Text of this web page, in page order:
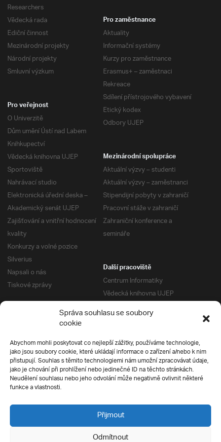
Správa souhlasu se soubory
cookie
Abychom mohli poskytovat co nejlepší zážitky, používáme technologie,
jako jsou soubory cookie, které ukládají informace o zařízení a/nebo k nim
přistupují. Souhlas s těmito technologiemi nám umožní zpracovávat údaje,
jako je chování při prohlížení nebo jedinečné ID na těchto stránkách.
Neudělení souhlasu nebo jeho odvolání může negativně ovlivnit některé
funkce a vlastnosti.
Přijmout
Odmítnout
Researchers
Vědecká rada
Ediční činnost
Mezinárodní projekty
Národní projekty
Smluvní výzkum
Pro zaměstnance
Aktuality
Informační systémy
Kurzy pro zaměstnance
Erasmus+ – zaměstnaci
Rekreace
Sdílení přístrojového vybavení
Etický kodex
Odbory UJEP
Pro veřejnost
O Univerzitě
Dům umění Ústí nad Labem
Knihkupectví
Vědecká knihovna UJEP
Sportoviště
Nahrávací studio
Elektronická úřední deska –
Akademický senát UJEP
Zajišťování a vnitřní hodnocení
kvality
Konkurzy a volné pozice
Silverius
Napsali o nás
Tiskové zprávy
Mezinárodní spolupráce
Aktuální výzvy – studenti
Aktuální výzvy – zaměstnanci
Stipendijní pobyty v zahraničí
Pracovní stáže v zahraničí
Zahraniční konference a
semináře
Další pracoviště
Centrum Informatiky
Vědecká knihovna UJEP
Správa kolejí a menz
Univerzitní centrum podpory
Silverius
Pro uchazeče
Přijímací řízení
E-prihlaska
Přípravné kurzy
Ochrana soukromí